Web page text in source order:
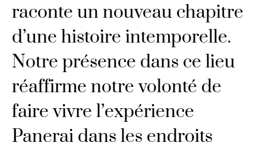
raconte un nouveau chapitre
d’une histoire intemporelle.
Notre présence dans ce lieu
réaffirme notre volonté de
faire vivre l’expérience
Panerai dans les endroits